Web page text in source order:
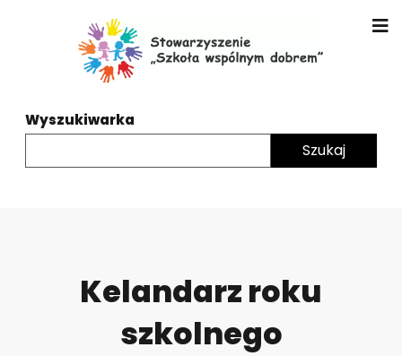
Wyszukiwarka
Kelandarz roku
szkolnego